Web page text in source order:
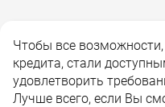
Чтобы все
кредита, стали
удовлетворить
Лучше всего, если Вы